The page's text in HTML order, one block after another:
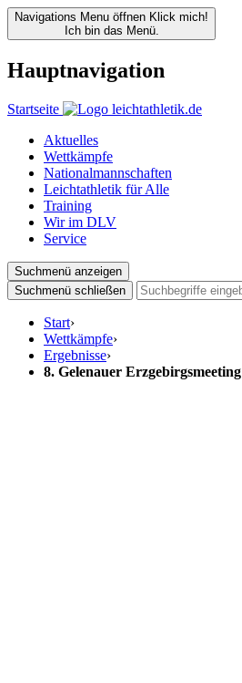
Navigations Menu öffnen Klick mich!
Ich bin das Menü.
Hauptnavigation
Startseite
Aktuelles
Wettkämpfe
Nationalmannschaften
Leichtathletik für Alle
Training
Wir im DLV
Service
Suchmenü anzeigen
Suchmenü schließen
Start›
Wettkämpfe›
Ergebnisse›
8. Gelenauer Erzgebirgsmeeting